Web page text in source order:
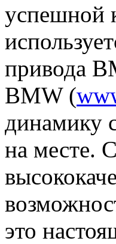
успешной
привода
BMW (
динамику
на месте.
это